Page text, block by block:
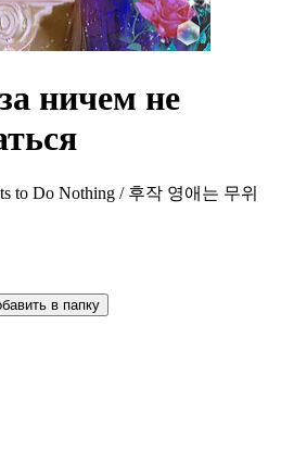
ничем не
to Do Nothing / 후작 영애는 무위
в папку